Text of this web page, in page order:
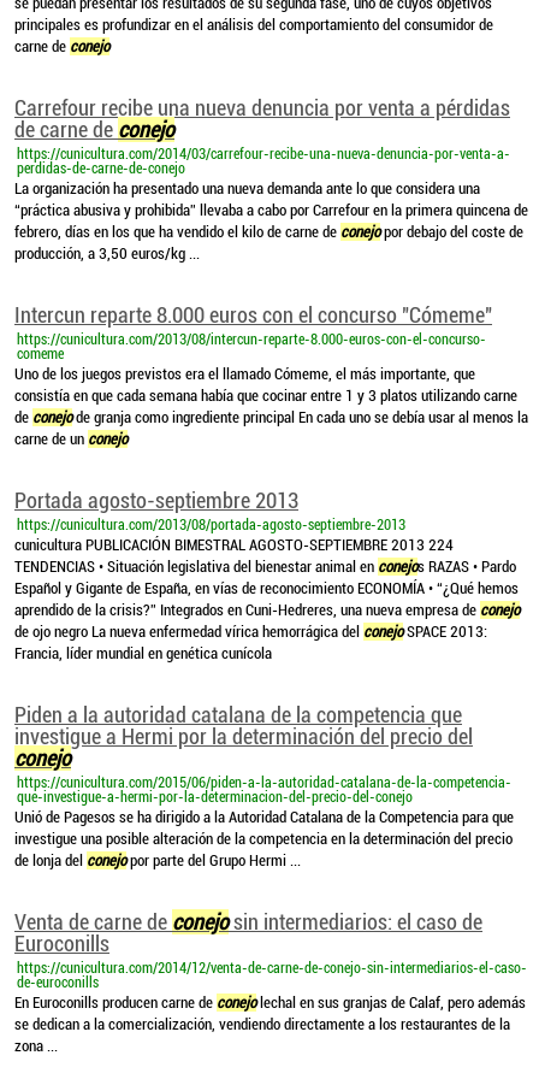
principales es profundizar en el análisis del comportamiento del consumidor de
carne de conejo
Carrefour recibe una nueva denuncia por venta a pérdidas
de carne de conejo
https://cunicultura.com/2014/03/carrefour-recibe-una-nueva-denuncia-por-venta-a-
perdidas-de-carne-de-conejo
La organización ha presentado una nueva demanda ante lo que considera una
“práctica abusiva y prohibida” llevaba a cabo por Carrefour en la primera quincena de
febrero, días en los que ha vendido el kilo de carne de conejopor debajo del coste de
producción, a 3,50 euros/kg ...
Intercun reparte 8.000 euros con el concurso "Cómeme"
https://cunicultura.com/2013/08/intercun-reparte-8.000-euros-con-el-concurso-
comeme
Uno de los juegos previstos era el llamado Cómeme, el más importante, que
consistía en que cada semana había que cocinar entre 1 y 3 platos utilizando carne
de conejode granja como ingrediente principal En cada uno se debía usar al menos la
carne de un conejo
Portada agosto-septiembre 2013
https://cunicultura.com/2013/08/portada-agosto-septiembre-2013
cunicultura PUBLICACIÓN BIMESTRAL AGOSTO-SEPTIEMBRE 2013 224
TENDENCIAS • Situación legislativa del bienestar animal en conejos RAZAS • Pardo
Español y Gigante de España, en vías de reconocimiento ECONOMÍA • “¿Qué hemos
aprendido de la crisis?” Integrados en Cuni-Hedreres, una nueva empresa de conejo
de ojo negro La nueva enfermedad vírica hemorrágica del conejoSPACE 2013:
Francia, líder mundial en genética cunícola
Piden a la autoridad catalana de la competencia que
investigue a Hermi por la determinación del precio del
conejo
https://cunicultura.com/2015/06/piden-a-la-autoridad-catalana-de-la-competencia-
que-investigue-a-hermi-por-la-determinacion-del-precio-del-conejo
Unió de Pagesos se ha dirigido a la Autoridad Catalana de la Competencia para que
investigue una posible alteración de la competencia en la determinación del precio
de lonja del conejopor parte del Grupo Hermi ...
Venta de carne de conejosin intermediarios: el caso de
Euroconills
https://cunicultura.com/2014/12/venta-de-carne-de-conejo-sin-intermediarios-el-caso-
de-euroconills
En Euroconills producen carne de conejolechal en sus granjas de Calaf, pero además
se dedican a la comercialización, vendiendo directamente a los restaurantes de la
zona ...